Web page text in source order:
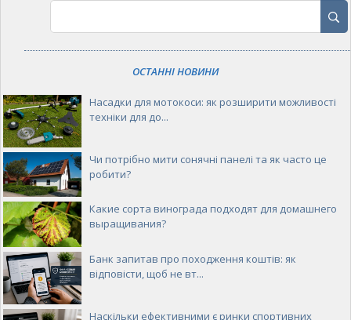
ОСТАННІ НОВИНИ
Насадки для мотокоси: як розширити можливості
техніки для до...
Чи потрібно мити сонячні панелі та як часто це
робити?
Какие сорта винограда подходят для домашнего
выращивания?
Банк запитав про походження коштів: як
відповісти, щоб не вт...
Наскільки ефективними є ринки спортивних